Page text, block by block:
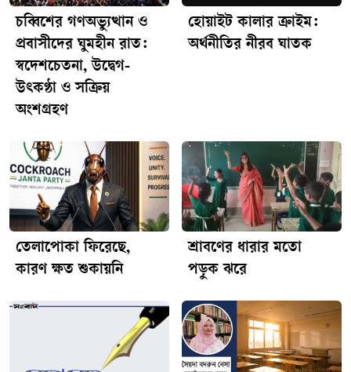
চব্বিশের গণঅভ্যুত্থান ও
প্রবাসীদের ঘুমহীন রাত:
স্বদেশচেতনা, উদ্বেগ-
উৎকণ্ঠা ও সক্রিয়
অংশগ্রহণ
হোয়াইট কালার ক্রাইম:
অর্থনীতির নীরব ঘাতক
তেলাপোকা ফিরেছে,
কারণ ক্ষত শুকায়নি
শ্রাবণের ধারার মতো
পড়ুক ঝরে